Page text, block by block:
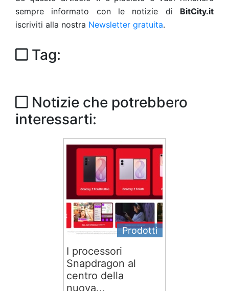
sempre informato con le notizie di BitCity.it
iscriviti alla nostra Newsletter gratuita.
Tag:
Notizie che potrebbero
interessarti:
Prodotti
I processori
Snapdragon al
centro della
nuova...